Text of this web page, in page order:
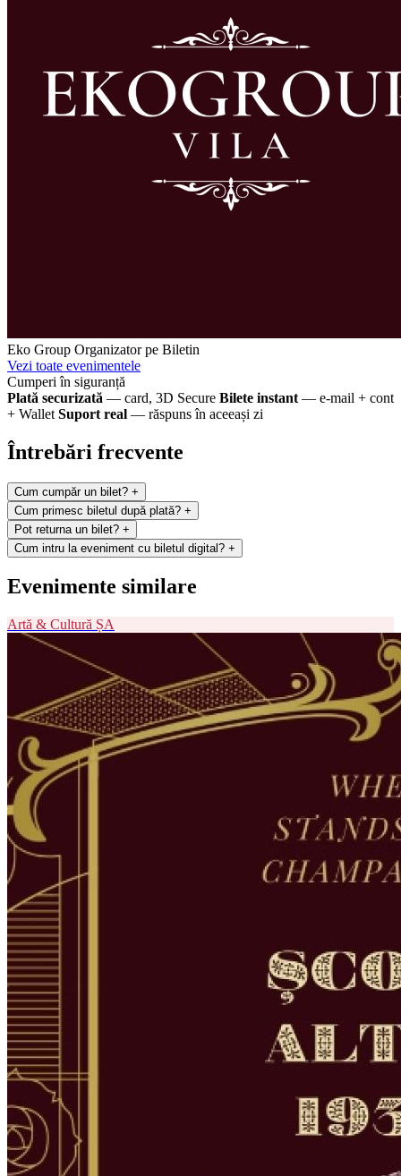
Eko Group Organizator pe Biletin
Vezi toate evenimentele
Cumperi în siguranță
Plată securizată — card, 3D Secure Bilete instant — e-mail + cont
+ Wallet Suport real — răspuns în aceeași zi
Întrebări frecvente
Cum cumpăr un bilet? +
Cum primesc biletul după plată? +
Pot returna un bilet? +
Cum intru la eveniment cu biletul digital? +
Evenimente similare
Artă & Cultură ȘA